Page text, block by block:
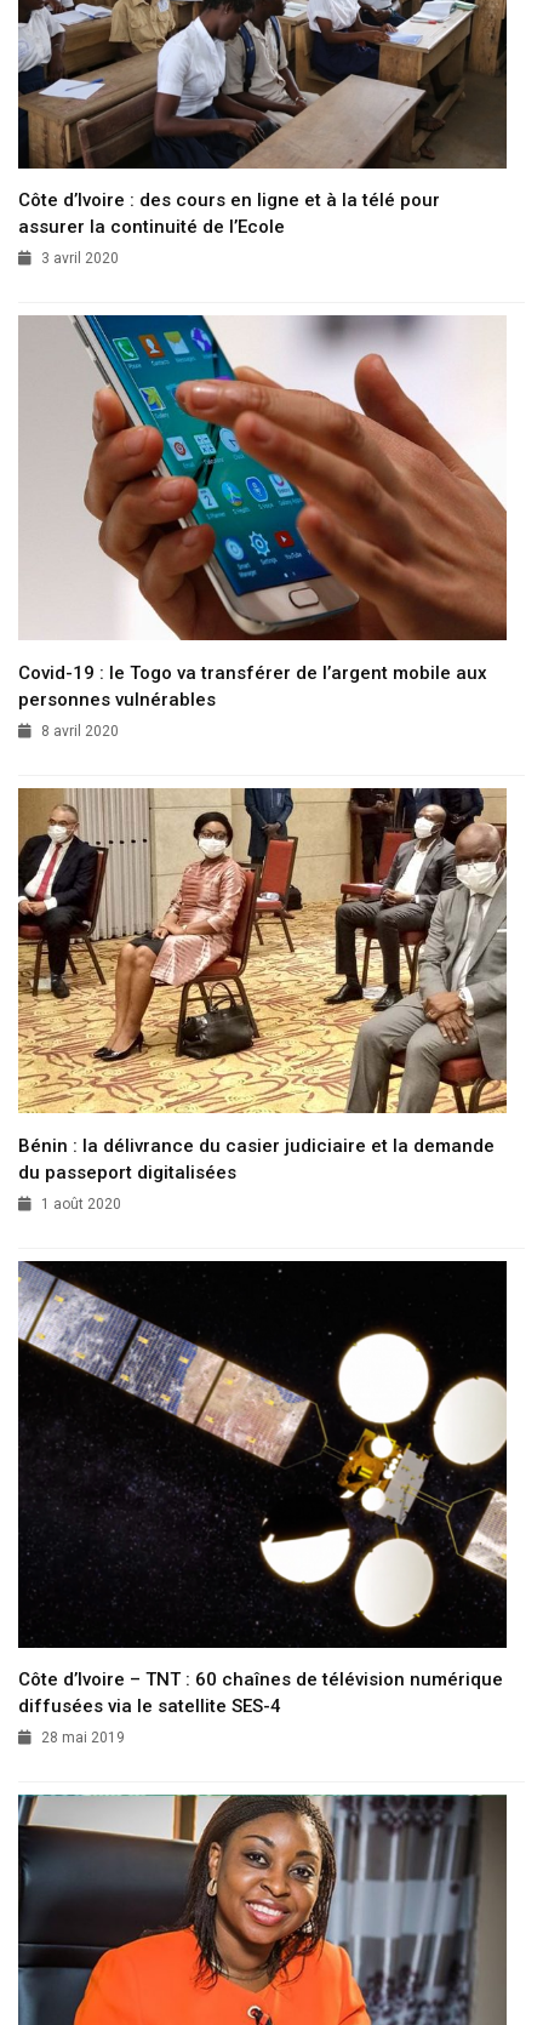
Côte d’Ivoire : des cours en ligne et à la télé pour
assurer la continuité de l’Ecole
3 avril 2020
Covid-19 : le Togo va transférer de l’argent mobile aux
personnes vulnérables
8 avril 2020
Bénin : la délivrance du casier judiciaire et la demande
du passeport digitalisées
1 août 2020
Côte d’Ivoire – TNT : 60 chaînes de télévision numérique
diffusées via le satellite SES-4
28 mai 2019